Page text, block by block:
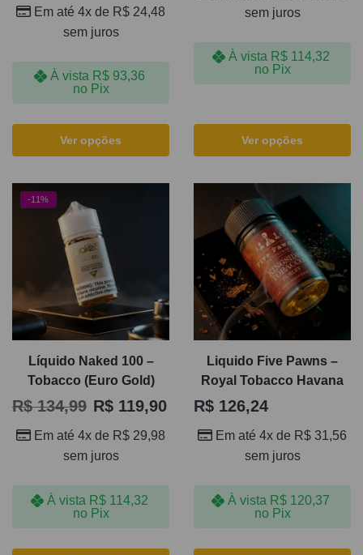
Em até 4x de R$ 24,48
sem juros
À vista R$93,36
no Pix
Ver opções
sem juros
À vista R$114,32
no Pix
Ver opções
-11%
Líquido Naked 100 –
Tobacco (Euro Gold)
R$134,99 R$ 119,90
Em até 4x de R$ 29,98
sem juros
À vista R$114,32
no Pix
Liquido Five Pawns –
Royal Tobacco Havana
R$ 126,24
Em até 4x de R$ 31,56
sem juros
À vista R$ 120,37
no Pix